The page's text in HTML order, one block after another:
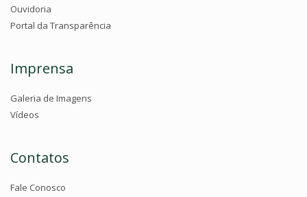
Ouvidoria
Portal da Transparência
Imprensa
Galeria de Imagens
Vídeos
Contatos
Fale Conosco